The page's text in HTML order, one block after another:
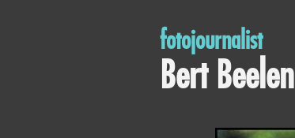
fotojournalist
Bert Beelen